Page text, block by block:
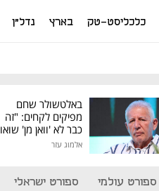
כלכליסט-טק בארץ נדל"ן
באלטשולר שחם
מפיקים לקחים: "זה
כבר לא 'וואן מן' שואו
של גילעד"
אלמוג עזר
ספורט עולמי ספורט ישראלי